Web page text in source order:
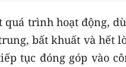
quá trình hoạt động,
bất khuất và hết
tục đóng góp vào